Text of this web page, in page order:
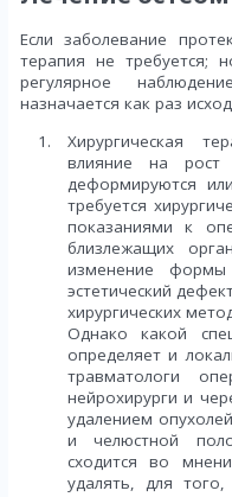
Если заболевание
терапия не требуется;
регулярное
назначается как раз
Хирургическая
влияние на рост
деформируются
требуется
показаниями к
близлежащих
изменение
эстетический
хирургических
Однако какой
определяет и
травматологи
нейрохирурги и
удалением
и челюстной
сходится во
удалять, для